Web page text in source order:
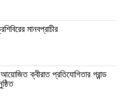
মানবপ্রাচীর
ক্বীরাত প্রতিযোগিতার গ্রান্ড